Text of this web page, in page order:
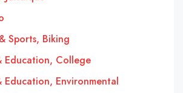
Sports, Biking
Education, College
Education, Environmental